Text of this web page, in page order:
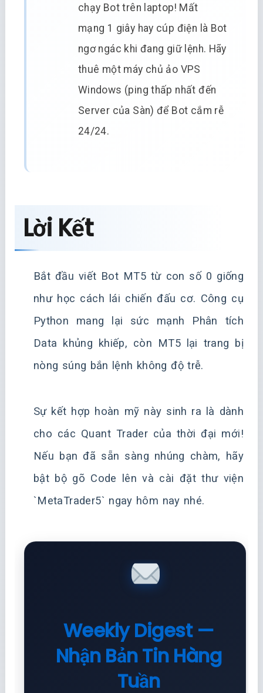
chạy Bot trên laptop! Mất
mạng 1 giây hay cúp điện là Bot
ngơ ngác khi đang giữ lệnh. Hãy
thuê một máy chủ ảo VPS
Windows (ping thấp nhất đến
Server của Sàn) để Bot cắm rễ
24/24.
Lời Kết
Bắt đầu viết Bot MT5 từ con số 0 giống
như học cách lái chiến đấu cơ. Công cụ
Python mang lại sức mạnh Phân tích
Data khủng khiếp, còn MT5 lại trang bị
nòng súng bắn lệnh không độ trễ.
Sự kết hợp hoàn mỹ này sinh ra là dành
cho các Quant Trader của thời đại mới!
Nếu bạn đã sẵn sàng nhúng chàm, hãy
bật bộ gõ Code lên và cài đặt thư viện
`MetaTrader5` ngay hôm nay nhé.
Weekly Digest —
Nhận Bản Tin Hàng
Tuần